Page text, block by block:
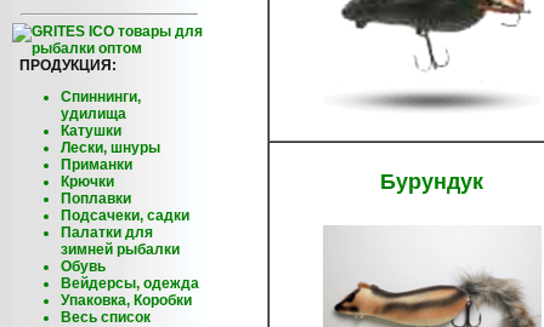
ПРОДУКЦИЯ:
Спиннинги,
удилища
Катушки
Лески, шнуры
Приманки
Крючки
Поплавки
Подсачеки, садки
Палатки для
зимней рыбалки
Обувь
Вейдерсы, одежда
Упаковка, Коробки
Весь список
Бурундук